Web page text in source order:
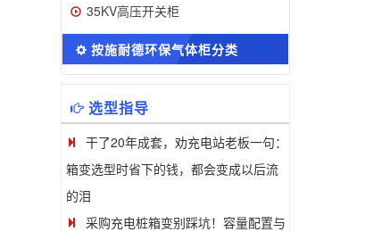
35KV高压开关柜
按施耐德环保气体柜分类
选型指导
干了20年成套，劝充电站老板一句：
箱变选型时省下的钱，都会变成以后流
的泪
采购充电桩箱变别踩坑！容量配置与